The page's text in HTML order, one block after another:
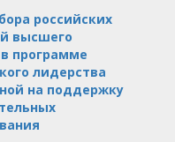
российских
высшего
программе
лидерства
на поддержку